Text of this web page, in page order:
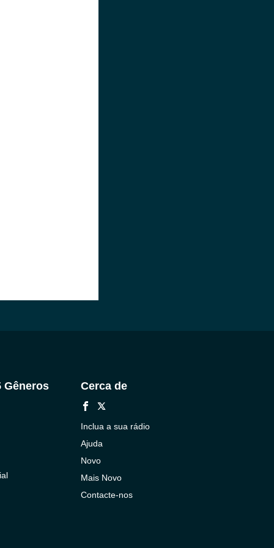
Gêneros Cerca de
Inclua a sua rádio
Ajuda
Novo
Mais Novo
Contacte-nos